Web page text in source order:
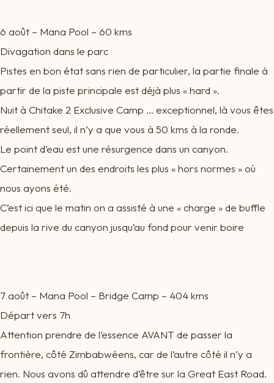
6 août – Mana Pool – 60 kms
Divagation dans le parc
Pistes en bon état sans rien de particulier, la partie finale à
partir de la piste principale est déjà plus « hard ».
Nuit à Chitake 2 Exclusive Camp … exceptionnel, là vous êtes
réellement seul, il n’y a que vous à 50 kms à la ronde.
Le point d’eau est une résurgence dans un canyon.
Certainement un des endroits les plus « hors normes » où
nous ayons été.
C’est ici que le matin on a assisté à une « charge » de buffle
depuis la rive du canyon jusqu’au fond pour venir boire
7 août – Mana Pool – Bridge Camp – 404 kms
Départ vers 7h
Attention prendre de l’essence AVANT de passer la
frontière, côté Zimbabwéens, car de l’autre côté il n’y a
rien. Nous avons dû attendre d’être sur la Great East Road.